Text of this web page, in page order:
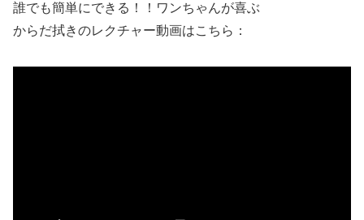
誰でも簡単にできる！！ワンちゃんが喜ぶ
からだ拭きのレクチャー動画はこちら：